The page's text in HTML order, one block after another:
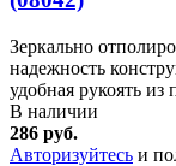
Зеркально
надежность
удобная рукоять из
В наличии
286 руб.
Авторизуйтесь и